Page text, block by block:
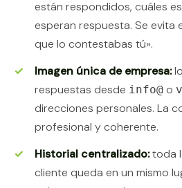
están respondidos, cuáles
esperan respuesta. Se evita
que lo contestabas tú».
Imagen única de empresa:
respuestas desde info@ o
direcciones personales. La
profesional y coherente.
Historial centralizado:toda
cliente queda en un mismo